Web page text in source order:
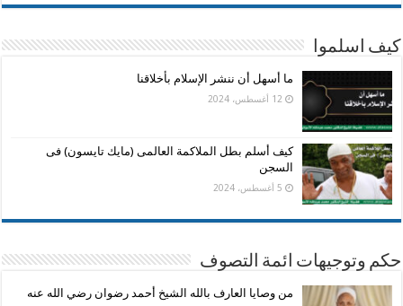
كيف اسلموا
ما أسهل أن ننشر الإسلام بأخلاقنا
12 أغسطس، 2024
كيف أسلم بطل الملاكمة العالمى (مايك تايسون) فى
السجن
5 أغسطس، 2024
حكم وتوجيهات ائمة التصوف
من وصايا العارف بالله الشيخ أحمد رضوان رضي الله عنه